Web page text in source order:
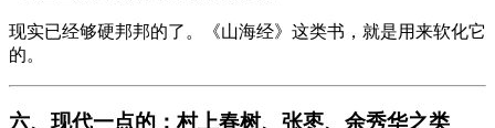
现实已经够硬邦邦的了。《山海经》这类书，就是用来软化它
的。
六、现代一点的：村上春树、张枣、余秀华之类